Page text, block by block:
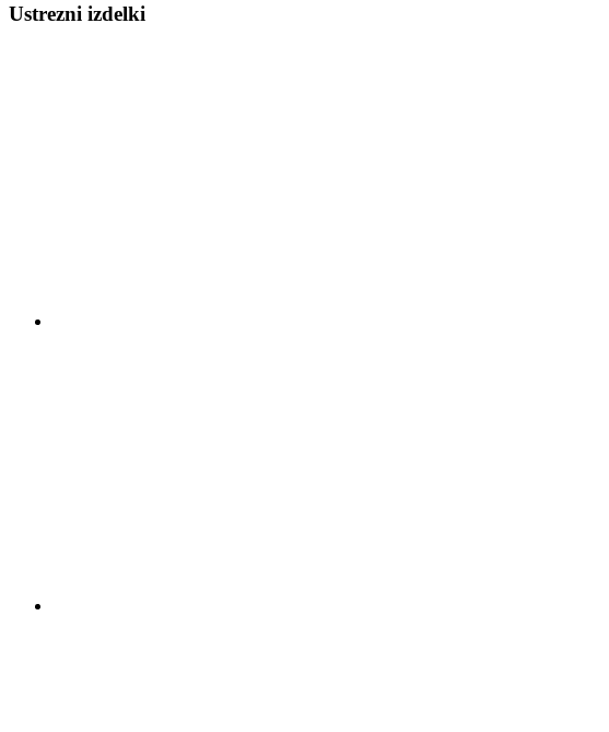
Ustrezni izdelki